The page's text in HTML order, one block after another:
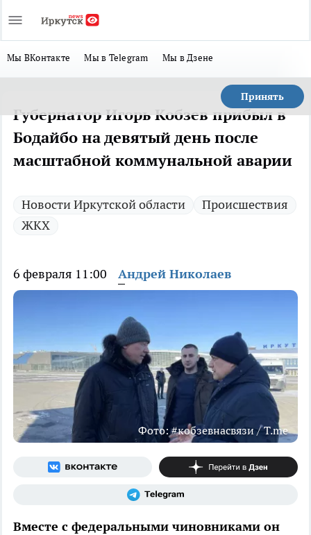
Мы ВКонтакте Мы в Telegram Мы в Дзене
Принять
Губернатор Игорь Кобзев прибыл в
Бодайбо на девятый день после
масштабной коммунальной аварии
Новости Иркутской области
Происшествия
ЖКХ
6 февраля 11:00 Андрей Николаев
Фото: #кобзевнасвязи / T.me
Вместе с федеральными чиновниками он